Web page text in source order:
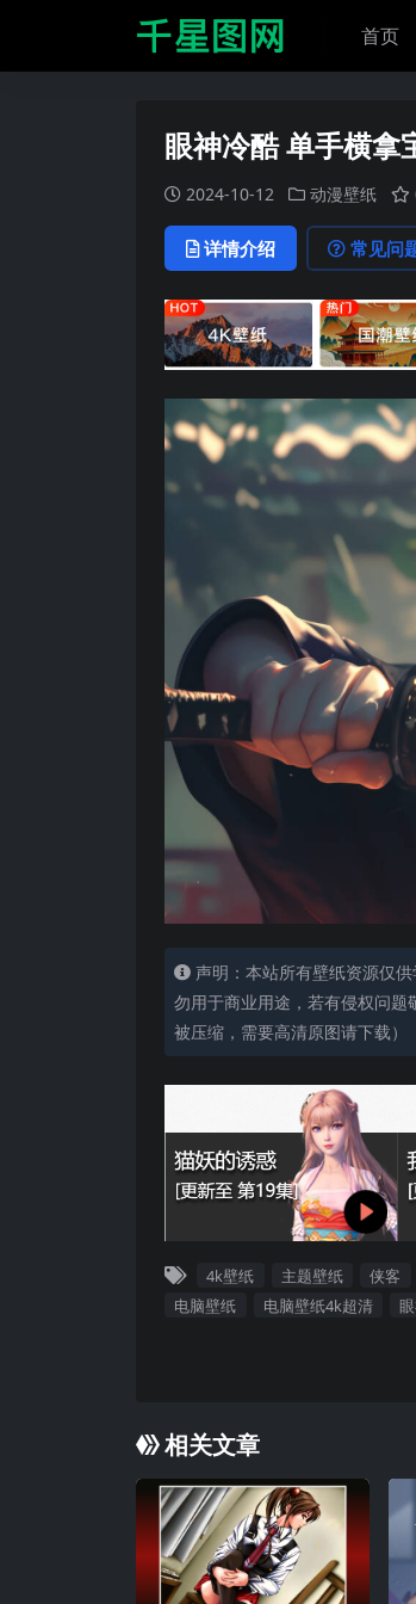
首页
眼神冷酷 单手横拿
2024-10-12 动漫壁纸
详情介绍 常见问
声明：本站所有壁纸资源仅
勿用于商业用途，若有侵权问
被压缩，需要高清原图请下载）
4k壁纸 主题壁纸 侠客
电脑壁纸
电脑壁纸4k超清
相关文章